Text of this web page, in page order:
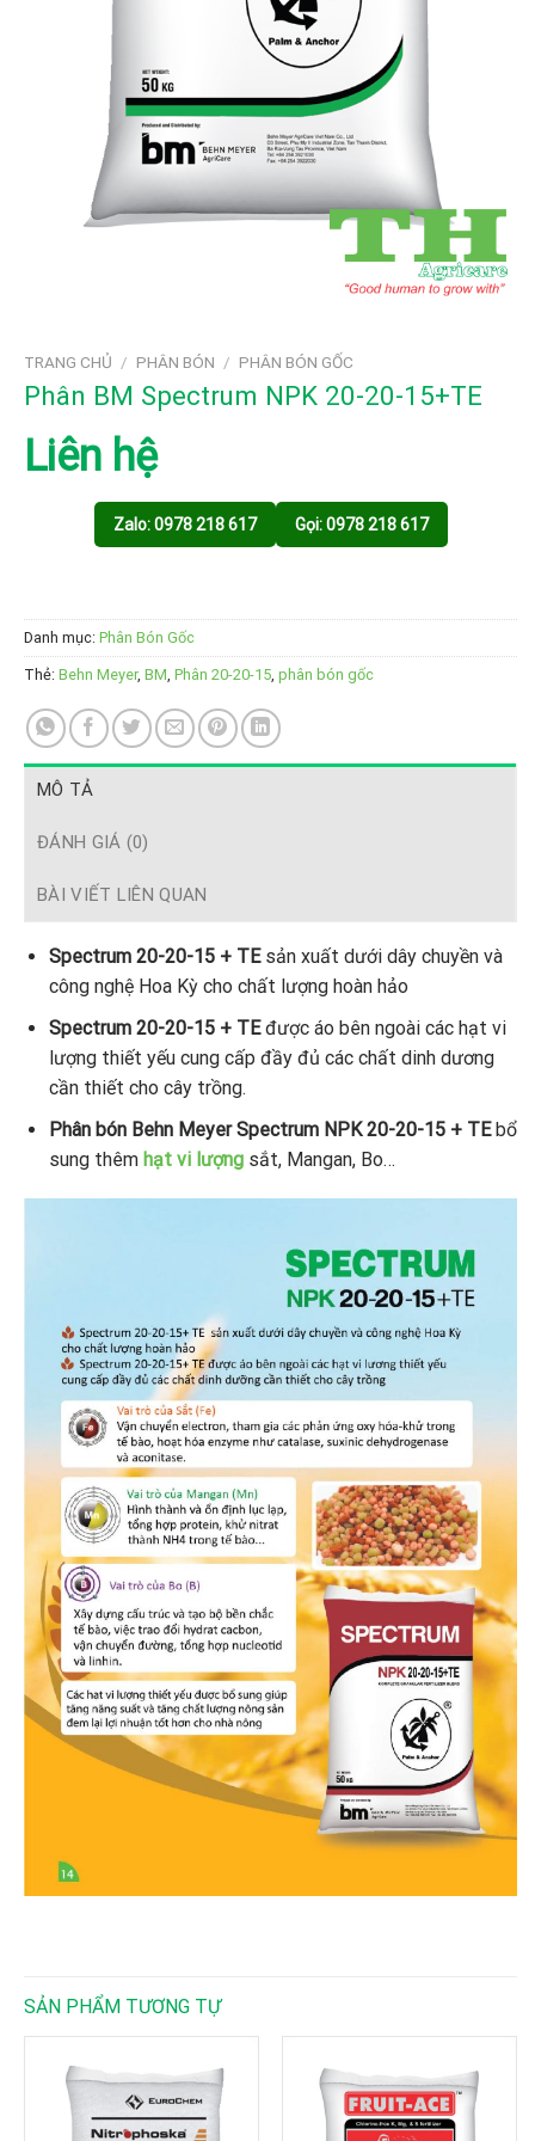
TRANG CHỦ / PHÂN BÓN / PHÂN BÓN GỐC
Phân BM Spectrum NPK 20-20-15+TE
Liên hệ
Zalo: 0978 218 617 Gọi: 0978 218 617
Danh mục: Phân Bón Gốc
Thẻ: Behn Meyer, BM, Phân 20-20-15, phân bón gốc
MÔ TẢ
ĐÁNH GIÁ (0)
BÀI VIẾT LIÊN QUAN
Spectrum 20-20-15 + TE sản xuất dưới dây chuyền và
công nghệ Hoa Kỳ cho chất lượng hoàn hảo
Spectrum 20-20-15 + TEđược áo bên ngoài các hạt vi
lượng thiết yếu cung cấp đầy đủ các chất dinh dương
cần thiết cho cây trồng.
Phân bón Behn Meyer Spectrum NPK 20-20-15 + TEbổ
sung thêm hạt vi lượngsắt, Mangan, Bo…
SẢN PHẨM TƯƠNG TỰ